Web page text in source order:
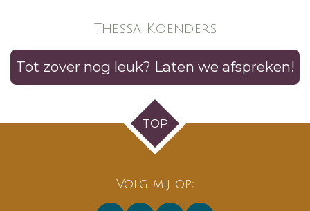
Thessa Koenders
Tot zover nog leuk? Laten we afspreken!
TOP
Volg mij op: